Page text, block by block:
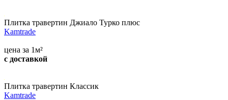
Плитка травертин Джиало Турко плюс
Kamtrade
цена за 1м²
с доставкой
Плитка травертин Классик
Kamtrade